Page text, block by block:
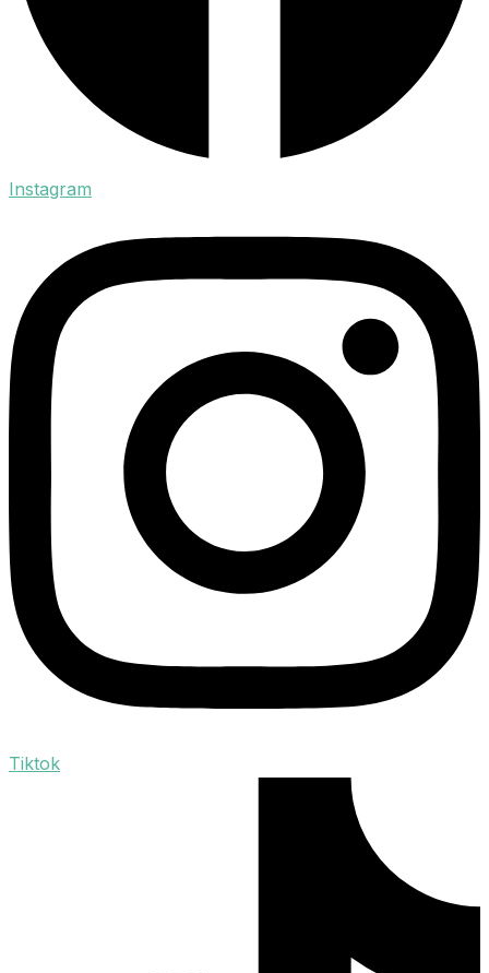
Instagram
Tiktok